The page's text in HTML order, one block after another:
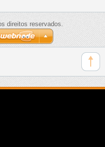
direitos reservados.